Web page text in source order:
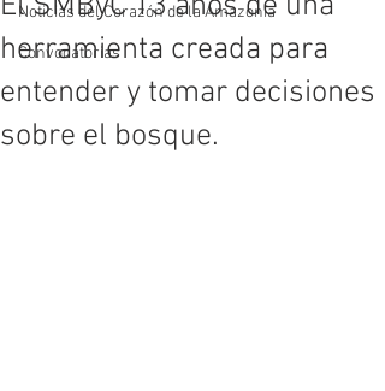
Noticias del Corazón de la Amazonía
Convocatorias
herramienta creada para
entender y tomar decisiones
sobre el bosque.